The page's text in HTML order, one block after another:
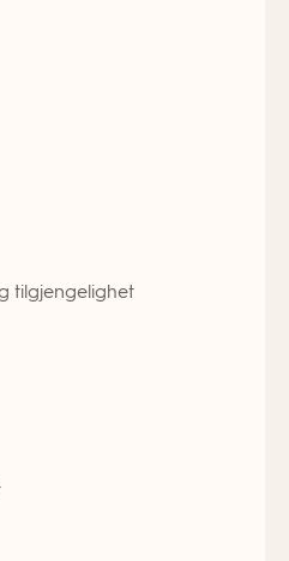
tilgjengelighet